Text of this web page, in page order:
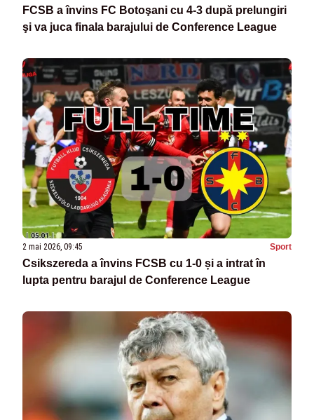
FCSB a învins FC Botoşani cu 4-3 după prelungiri
şi va juca finala barajului de Conference League
2 mai 2026, 09:45 Sport
Csikszereda a învins FCSB cu 1-0 și a intrat în
lupta pentru barajul de Conference League